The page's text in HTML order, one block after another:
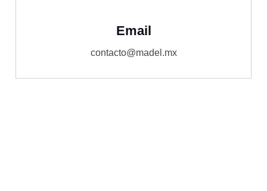
Email
contacto@madel.mx